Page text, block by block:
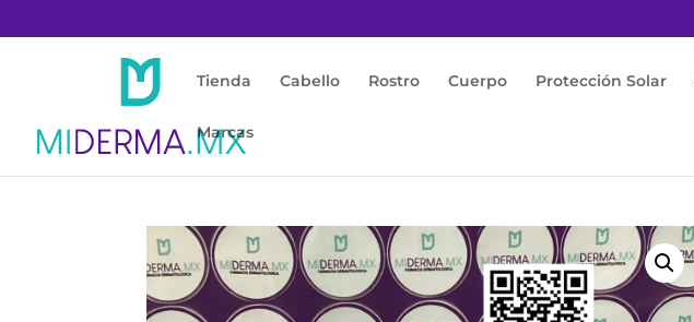
Tienda Cabello Rostro Cuerpo Protección Solar
Marcas